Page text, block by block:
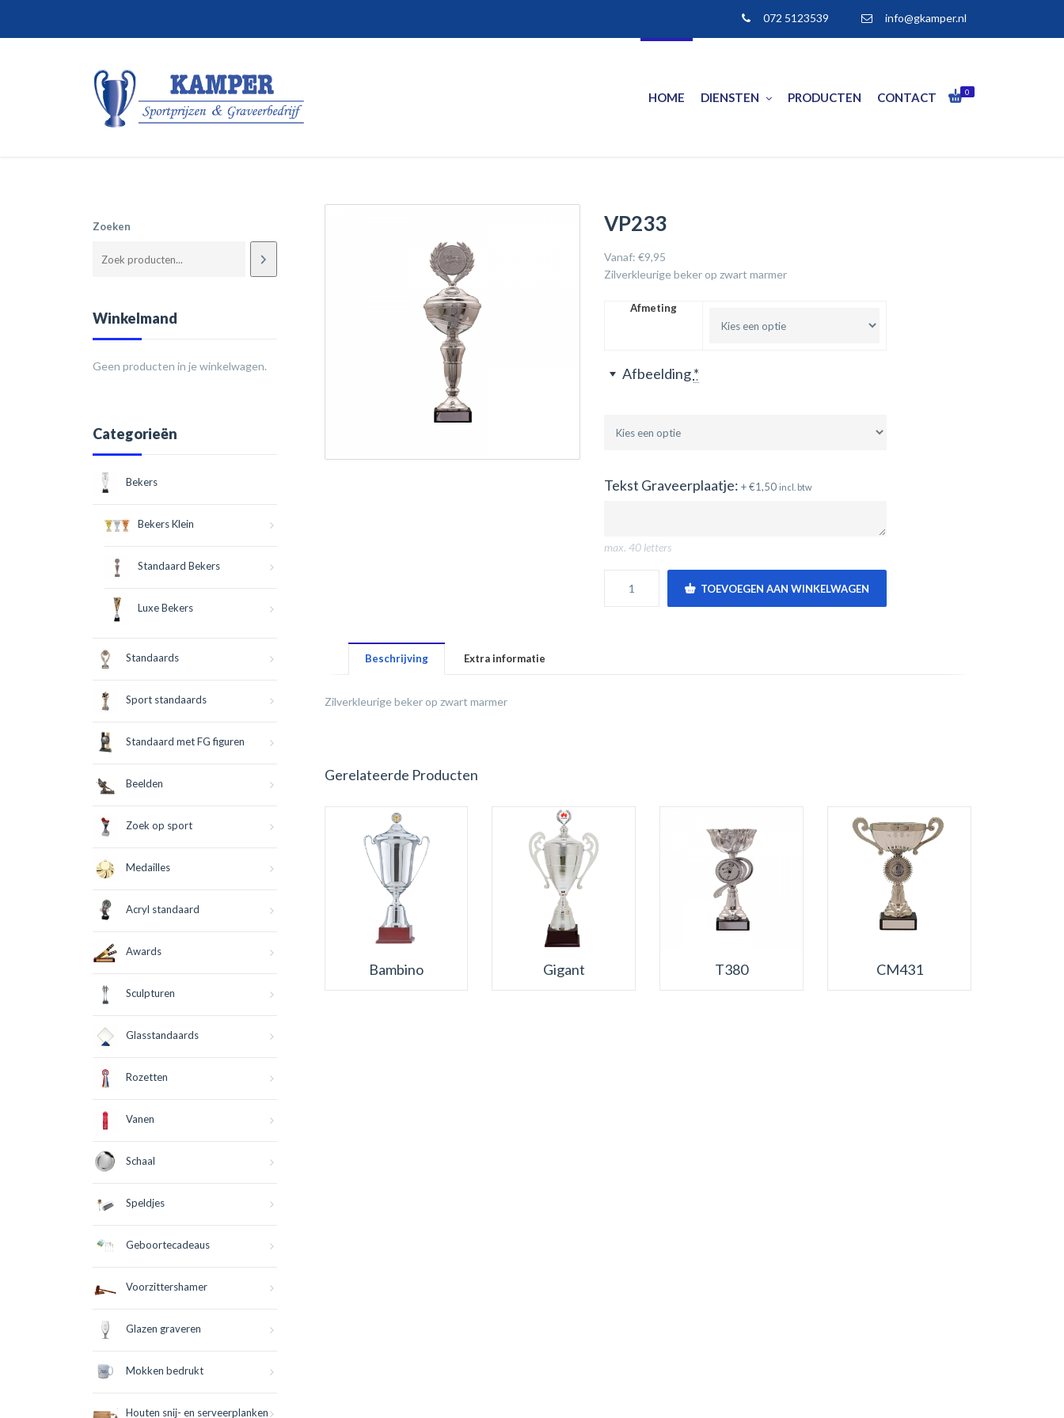
072 5123539 info@gkamper.nl
0
HOME DIENSTEN PRODUCTEN CONTACT
Zoeken
Winkelmand
Geen producten in je winkelwagen.
Categorieën
Bekers
Bekers Klein
Standaard Bekers
Luxe Bekers
Standaards
Sport standaards
Standaard met FG figuren
Beelden
Zoek op sport
Medailles
Acryl standaard
Awards
Sculpturen
Glasstandaards
Rozetten
Vanen
Schaal
Speldjes
Geboortecadeaus
Voorzittershamer
Glazen graveren
Mokken bedrukt
Houten snij- en serveerplanken
VP233
Vanaf: €9,95
Zilverkleurige beker op zwart marmer
Afmeting
Afbeelding*
Tekst Graveerplaatje: + €1,50 incl. btw
max. 40 letters
TOEVOEGEN AAN WINKELWAGEN
Beschrijving Extra informatie
Zilverkleurige beker op zwart marmer
Gerelateerde Producten
Bambino Gigant T380 CM431